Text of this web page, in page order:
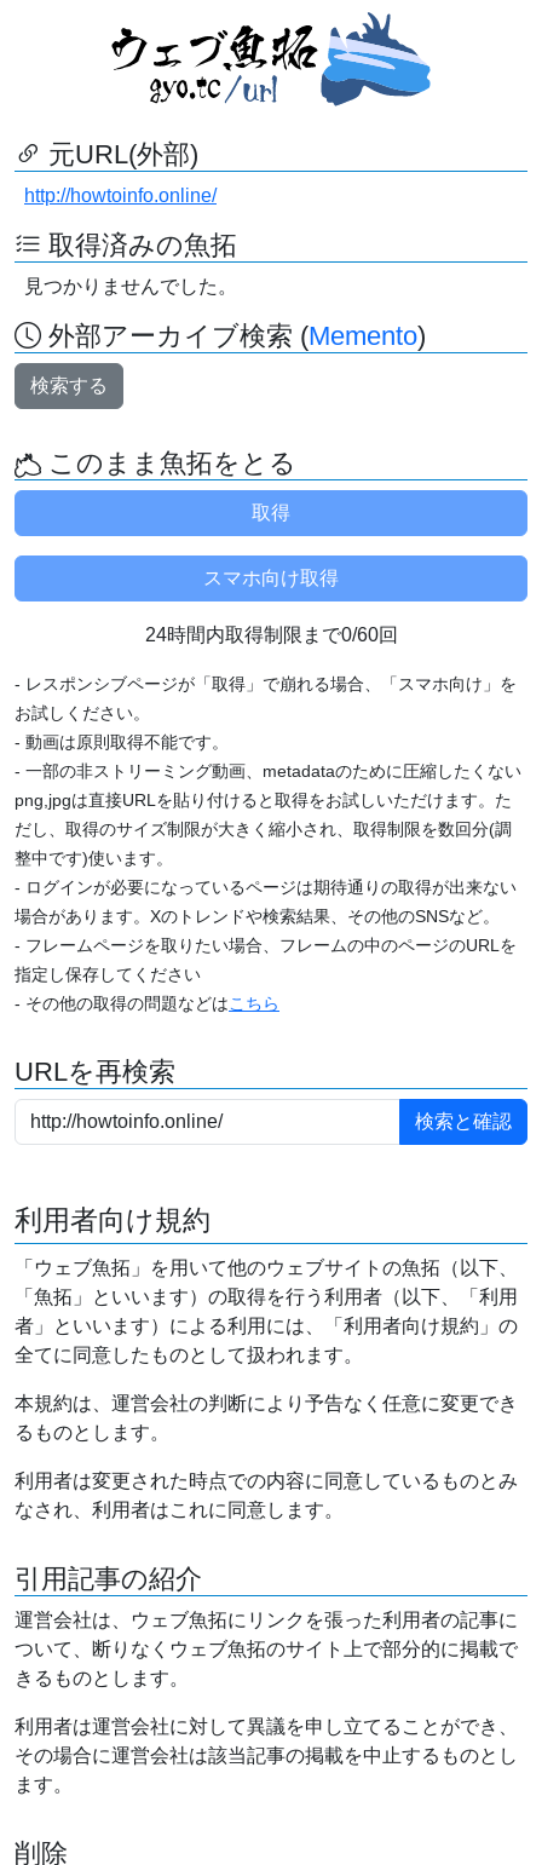
元URL(外部)
http://howtoinfo.online/
取得済みの魚拓
見つかりませんでした。
外部アーカイブ検索 (Memento)
検索する
このまま魚拓をとる
24時間内取得制限まで0/60回
- レスポンシブページが「取得」で崩れる場合、「スマホ向け」を
お試しください。
- 動画は原則取得不能です。
- 一部の非ストリーミング動画、metadataのために圧縮したくない
png,jpgは直接URLを貼り付けると取得をお試しいただけます。た
だし、取得のサイズ制限が大きく縮小され、取得制限を数回分(調
整中です)使います。
- ログインが必要になっているページは期待通りの取得が出来ない
場合があります。Xのトレンドや検索結果、その他のSNSなど。
- フレームページを取りたい場合、フレームの中のページのURLを
指定し保存してください
- その他の取得の問題などはこちら
URLを再検索
利用者向け規約
「ウェブ魚拓」を用いて他のウェブサイトの魚拓（以下、
「魚拓」といいます）の取得を行う利用者（以下、「利用
者」といいます）による利用には、「利用者向け規約」の
全てに同意したものとして扱われます。
本規約は、運営会社の判断により予告なく任意に変更でき
るものとします。
利用者は変更された時点での内容に同意しているものとみ
なされ、利用者はこれに同意します。
引用記事の紹介
運営会社は、ウェブ魚拓にリンクを張った利用者の記事に
ついて、断りなくウェブ魚拓のサイト上で部分的に掲載で
きるものとします。
利用者は運営会社に対して異議を申し立てることができ、
その場合に運営会社は該当記事の掲載を中止するものとし
ます。
削除